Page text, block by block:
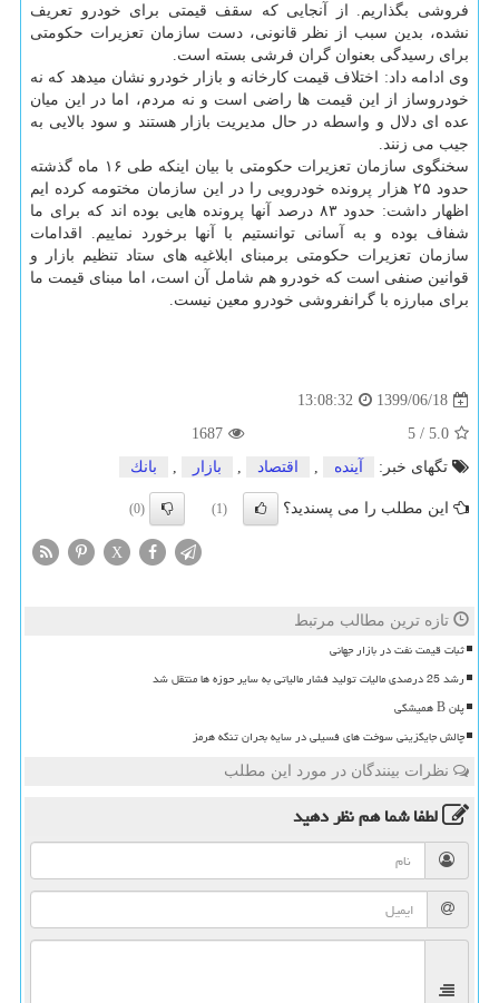
فروشی بگذاریم. از آنجایی که سقف قیمتی برای خودرو تعریف
نشده، بدین سبب از نظر قانونی، دست سازمان تعزیرات حکومتی
برای رسیدگی بعنوان گران فرشی بسته است.
وی ادامه داد: اختلاف قیمت کارخانه و بازار خودرو نشان میدهد که نه
خودروساز از این قیمت ها راضی است و نه مردم، اما در این میان
عده ای دلال و واسطه در حال مدیریت بازار هستند و سود بالایی به
جیب می زنند.
سخنگوی سازمان تعزیرات حکومتی با بیان اینکه طی ۱۶ ماه گذشته
حدود ۲۵ هزار پرونده خودرویی را در این سازمان مختومه کرده ایم
اظهار داشت: حدود ۸۳ درصد آنها پرونده هایی بوده اند که برای ما
شفاف بوده و به آسانی توانستیم با آنها برخورد نماییم. اقدامات
سازمان تعزیرات حکومتی برمبنای ابلاغیه های ستاد تنظیم بازار و
قوانین صنفی است که خودرو هم شامل آن است، اما مبنای قیمت ما
برای مبارزه با گرانفروشی خودرو معین نیست.
1399/06/18
13:08:32
5.0
/
5
1687
تگهای خبر:
آینده , اقتصاد , بازار , بانك
این مطلب را می پسندید؟ (1)
(0)
X
تازه ترین مطالب مرتبط
ثبات قیمت نفت در بازار جهانی
رشد 25 درصدی مالیات تولید فشار مالیاتی به سایر حوزه ها منتقل شد
پلن B همیشگی
چالش جایگزینی سوخت های فسیلی در سایه بحران تنگه هرمز
نظرات بینندگان در مورد این مطلب
لطفا شما همنظر دهید